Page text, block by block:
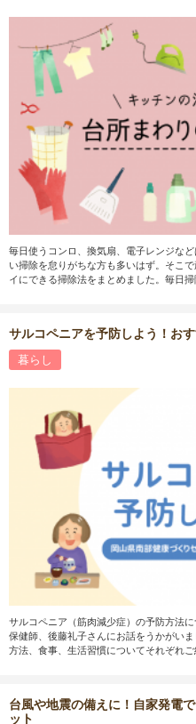
毎日使うコンロ、換気扇、電子レンジな
い掃除を怠りがちな方も多いはず。そこ
イにできる掃除法をまとめました。毎日掃
サルコペニアを予防しよう！お
暮らし
サルコペニア（筋肉減少症）の予防方法
保健師、後藤礼子さんにお話をうかがい
方法、食事、生活習慣についてそれぞれご
台風や地震の備えに！自家発電
ット